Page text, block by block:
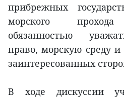
прибрежных
морского прохода
обязанностью
право, морскую среду
заинтересованных
В ходе дискуссии